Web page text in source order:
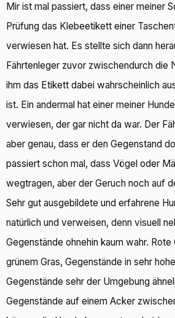
Mir ist mal passiert, dass einer meiner
Prüfung das Klebeetikett einer
verwiesen hat. Es stellte sich dann
Fährtenleger zuvor zwischendurch die
ihm das Etikett dabei wahrscheinlich
ist. Ein andermal hat einer meiner
verwiesen, der gar nicht da war. Der
aber genau, dass er den Gegenstand
passiert schon mal, dass Vögel oder
wegtragen, aber der Geruch noch auf
Sehr gut ausgebildete und erfahrene
natürlich und verweisen, denn visuell
Gegenstände ohnehin kaum wahr.
grünem Gras, Gegenstände in sehr
Gegenstände sehr der Umgebung
Gegenstände auf einem Acker